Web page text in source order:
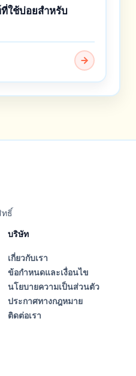
ใช้บ่อยสำหรับ
ทธิ์
บริษัท
เกี่ยวกับเรา
ข้อกำหนดและเงื่อนไข
นโยบายความเป็นส่วนตัว
ประกาศทางกฎหมาย
ติดต่อเรา